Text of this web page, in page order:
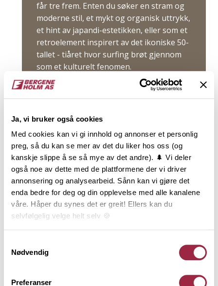
Ja, vi bruker også cookies
Med cookies kan vi gi innhold og annonser et personlig
preg, så du kan se mer av det du liker hos oss (og
kanskje slippe å se så mye av det andre). 🌲 Vi deler
også noe av dette med de plattformene der vi driver
annonsering og analysearbeid. Sånn kan vi gjøre det
enda bedre for deg og din opplevelse med alle kanalene
våre. Håper du synes det er greit! Ellers kan du
selvfølgelig velge helt selv 🍪
Nødvendig
Preferanser
får tre frem. Enten du søker en stram og
moderne stil, et mykt og organisk uttrykk,
et hint av japandi-estetikken, eller som et
retroelement inspirert av det ikoniske 50-
tallet - tiåret hvor surfing brøt gjennom
som et kulturelt fenomen.
Les mer
Priser
Kategorier
Velg emne